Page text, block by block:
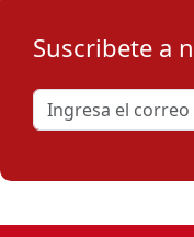
Suscribete a